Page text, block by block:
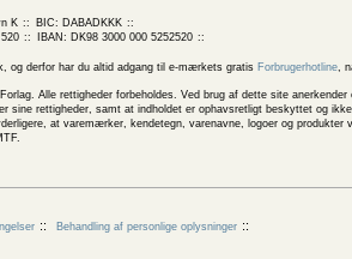
K
BIC: DABADKKK
IBAN: DK98 3000 000 5252520
og derfor har du altid adgang til e-mærkets gratis Forbrugerhotline,
Alle rettigheder forbeholdes. Ved brug af dette site
sine rettigheder, samt at indholdet er ophavsretligt beskyttet og
at varemærker, kendetegn, varenavne, logoer og
Behandling af personlige oplysninger